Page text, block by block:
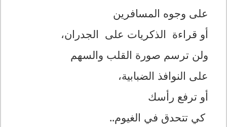
على وجوه المسافرين
أو قراءة الذكريات على الجدران،
ولن ترسم صورة القلب والسهم
على النوافذ الضبابية،
أو ترفع رأسك
كي تتحدق في الغيوم..